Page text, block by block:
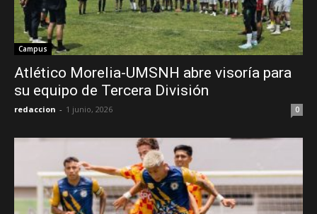
Campus
Atlético Morelia-UMSNH abre visoría para
su equipo de Tercera División
redaccion - 1 junio, 2026 0